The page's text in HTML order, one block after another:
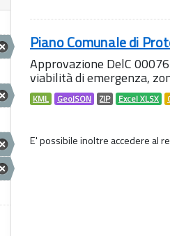
Piano Comunale di
Approvazione DelC
viabilità di emergenza,
KML GeoJSON ZIP Excel XLSX
E' possibile inoltre accedere al